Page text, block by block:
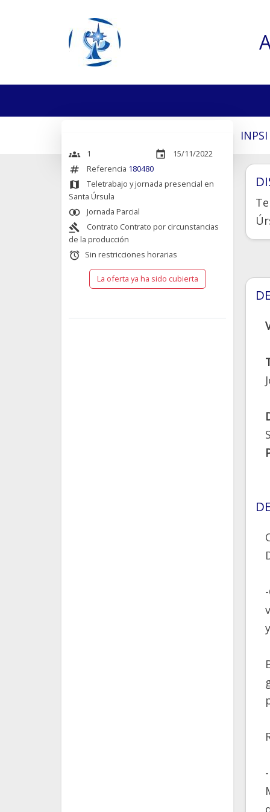
INPSI
groups 1 event 15/11/2022
numbers Referencia 180480
map
Teletrabajo y jornada presencial en
Santa Úrsula
join_inner Jornada Parcial
gavel
Contrato Contrato por circunstancias
de la producción
alarm Sin restricciones horarias
La oferta ya ha sido cubierta